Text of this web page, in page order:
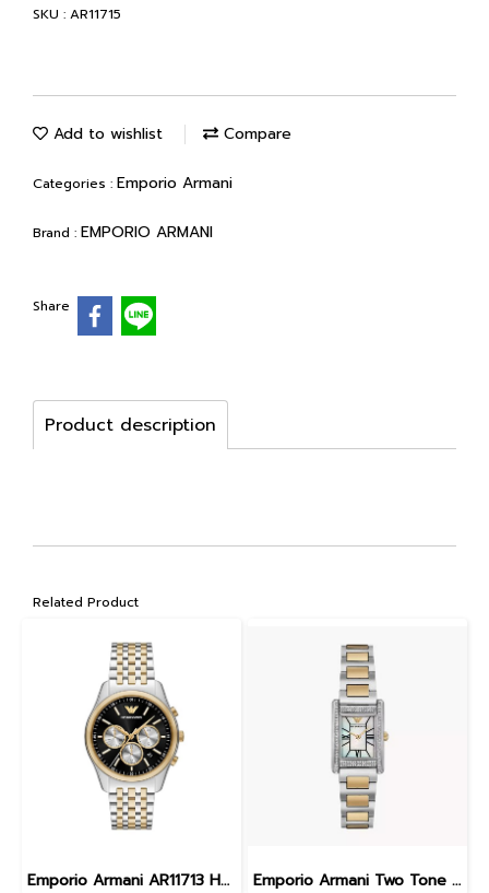
SKU : AR11715
Add to wishlist Compare
Categories : Emporio Armani
Brand : EMPORIO ARMANI
Share
Product description
Related Product
Emporio Armani AR11713 HL25 WATCH MEN 41MM Quartz Chronograph with Date นาฬิกาข้อมือ นาฬิกา ผู้ชาย Emporio Armani Two Tone Analogue Watch AR11642